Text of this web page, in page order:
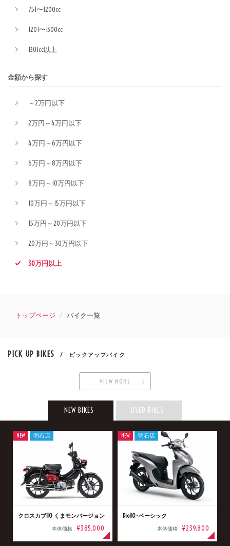
751〜1200cc
1201〜1300cc
1301cc以上
金額から探す
～2万円以下
2万円～4万円以下
4万円～6万円以下
6万円～8万円以下
8万円～10万円以下
10万円～15万円以下
15万円～20万円以下
20万円～30万円以下
30万円以上
トップページ バイク一覧
PICK UP BIKES / ピックアップバイク
VIEW MORE
NEW BIKES USED BIKES
クロスカブ110 くまモンバージョン
本体価格 ¥385,000
NEW 明石店
Dio110･ベーシック
本体価格 ¥239,800
NEW 明石店